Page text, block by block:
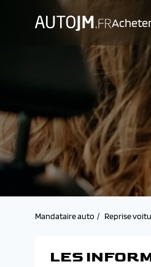
Mandataire auto Reprise
LES